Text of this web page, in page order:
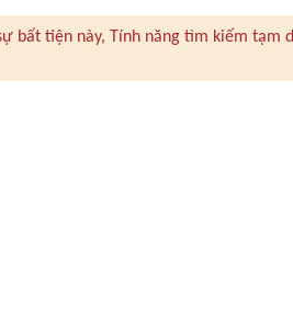
bất tiện này, Tính năng tìm kiếm